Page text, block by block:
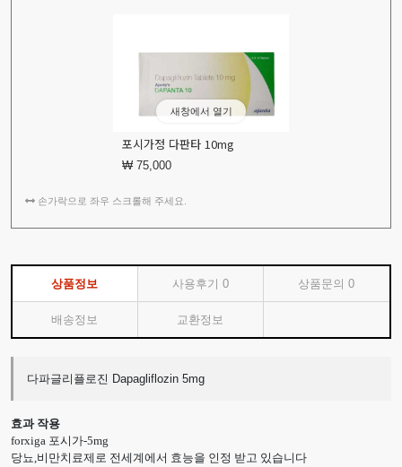
새창에서 열기
포시가정 다판타 10mg
₩ 75,000
손가락으로 좌우 스크롤해 주세요.
상품정보 사용후기 0 상품문의0
배송정보 교환정보
다파글리플로진 Dapagliflozin 5mg
효과 작용
forxiga 포시가-5mg
당뇨,비만치료제로 전세계에서 효능을 인정 받고 있습니다